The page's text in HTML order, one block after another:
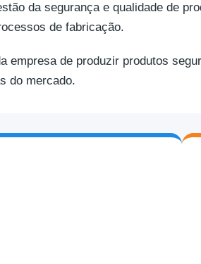
da segurança e qualidade de
de fabricação.
empresa de produzir produtos
do mercado.